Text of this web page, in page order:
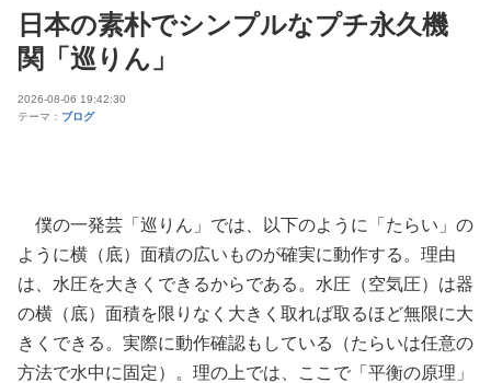
日本の素朴でシンプルなプチ永久機
関「巡りん」
2026-08-06 19:42:30
テーマ： ブログ
僕の一発芸「巡りん」では、以下のように「たらい」の
ように横（底）面積の広いものが確実に動作する。理由
は、水圧を大きくできるからである。水圧（空気圧）は器
の横（底）面積を限りなく大きく取れば取るほど無限に大
きくできる。実際に動作確認もしている（たらいは任意の
方法で水中に固定）。理の上では、ここで「平衡の原理」